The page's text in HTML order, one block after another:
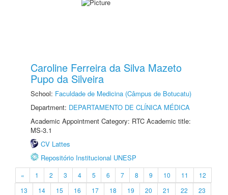
Caroline Ferreira da Silva Mazeto
Pupo da Silveira
School: Faculdade de Medicina (Câmpus de Botucatu)
Department: DEPARTAMENTO DE CLÍNICA MÉDICA
Academic Appointment Category: RTC Academic title:
MS-3.1
CV Lattes
Repositório Institucional UNESP
« 1 2 3 4 5 6 7 8 9 10 11
12
13
14 15 16 17 18 19 20 21 22
23